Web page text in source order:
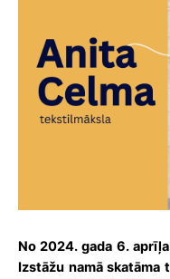
No 2024. gada 6.
Izstāžu namā